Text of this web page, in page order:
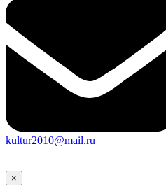
Социальные
kultur2010@mail.ru
×